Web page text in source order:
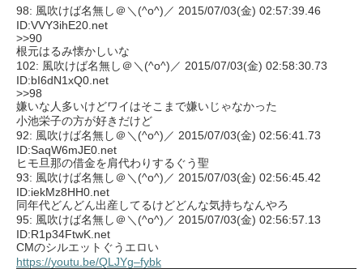
98: 風吹けば名無し＠＼(^o^)／ 2015/07/03(金) 02:57:39.46
ID:VVY3ihE20.net
>>90
根元はるみ懐かしいな
102: 風吹けば名無し＠＼(^o^)／ 2015/07/03(金) 02:58:30.73
ID:bI6dN1xQ0.net
>>98
嫌いな人多いけどワイはそこまで嫌いじゃなかった
小池栄子の方が好きだけど
92: 風吹けば名無し＠＼(^o^)／ 2015/07/03(金) 02:56:41.73
ID:SaqW6mJE0.net
ヒモ旦那の借金を肩代わりするぐう聖
93: 風吹けば名無し＠＼(^o^)／ 2015/07/03(金) 02:56:45.42
ID:iekMz8HH0.net
同年代どんどん出産してるけどどんな気持ちなんやろ
95: 風吹けば名無し＠＼(^o^)／ 2015/07/03(金) 02:56:57.13
ID:R1p34FtwK.net
CMのシルエットぐうエロい
https://youtu.be/QLJYg–fybk